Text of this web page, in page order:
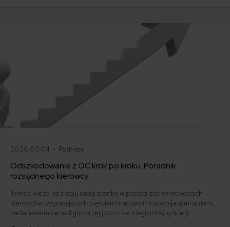
2026.03.04 • Podróże
Odszkodowanie z OC krok po kroku. Poradnik
rozsądnego kierowcy
Ilekroć widzę na skraju drogi scenkę w postaci zdenerwowanych
kierowców wygrażających pięściami nad swoimi poobijanymi autami,
zastanawiam się nad grozą tej pozornie niegroźnej sytuacji.